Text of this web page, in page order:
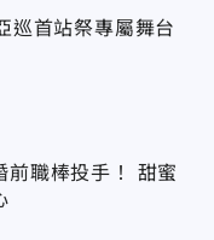
巡首站祭專屬舞台
前職棒投手！ 甜蜜